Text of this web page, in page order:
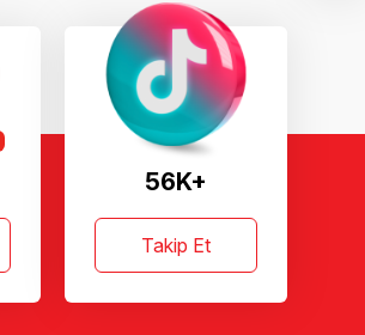
56K+
Takip Et